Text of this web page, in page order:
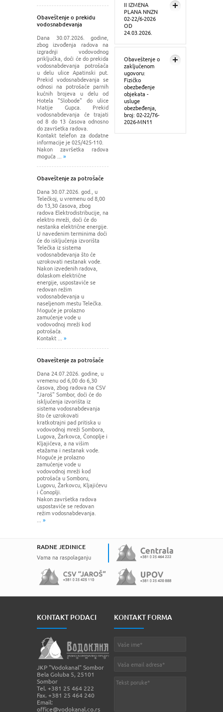
Obaveštenje o prekidu
vodosnabdevanja
Dana 30.07.2026. godine,
zbog izvođenja radova na
izgradnji vodovodnog
priključka, doći će do prekida
vodosnabdevanja potrošača
u delu ulice Apatinski put.
Prekid vodosnabdevanja se
odnosi na potrošače parnih
kućnih brojeva u delu od
Hotela "Slobode" do ulice
Matije Gupca. Prekid
vodosnabdevanja će trajati
od 8 do 13 časova odnosno
do završetka radova.
Kontakt telefon za dodatne
informacije je 025/425-110.
Nakon završetka radova
moguća ... »
Obaveštenje za potrošače
Dana 30.07.2026. god., u
Telečkoj, u vremenu od 8,00
do 13,30 časova, zbog
radova Elektrodistribucije, na
elektro mreži, doći će do
nestanka električne energije.
U navedenim terminima doći
će do isključenja izvorišta
Telečka iz sistema
vodosnabdevanja što će
uzrokovati nestanak vode.
Nakon izvedenih radova,
dolaskom električne
energije, uspostaviće se
redovan režim
vodosnabdevanja u
naseljenom mestu Telečka.
Moguće je prolazno
zamućenje vode u
vodovodnoj mreži kod
potrošača.
Kontakt ... »
Obaveštenje za potrošače
Dana 24.07.2026. godine, u
vremenu od 6,00 do 6,30
časova, zbog radova na CSV
"Jaroš" Sombor, doći će do
isključenja izvorišta iz
sistema vodosnabdevanja
što će uzrokovati
kratkotrajni pad pritiska u
vodovodnoj mreži Sombora,
Lugova, Žarkovca, Čonoplje i
Kljajićeva, a na višim
etažama i nestanak vode.
Moguće je prolazno
zamućenje vode u
vodovodnoj mreži kod
potrošača u Somboru,
Lugovu, Žarkovcu, Kljajićevu
i Čonoplji.
Nakon završetka radova
uspostaviće se redovan
režim vodosnabdevanja.
»
II IZMENA
PLANA NNZN
02-22/6-2026
OD
24.03.2026.
Obaveštenje o
zaključenom
ugovoru:
Fizičko
obezbeđenje
objekata -
usluge
obezbeđenja,
broj: 02-22/76-
2026-MN11
RADNE JEDINICE
Vama na raspolaganju
KONTAKT PODACI
JKP "Vodokanal" Sombor
Bela Goluba 5, 25101
Sombor
Tel. +381 25 464 222
Fax. +381 25 464 240
Email:
office@vodokanal.co.rs
KONTAKT FORMA